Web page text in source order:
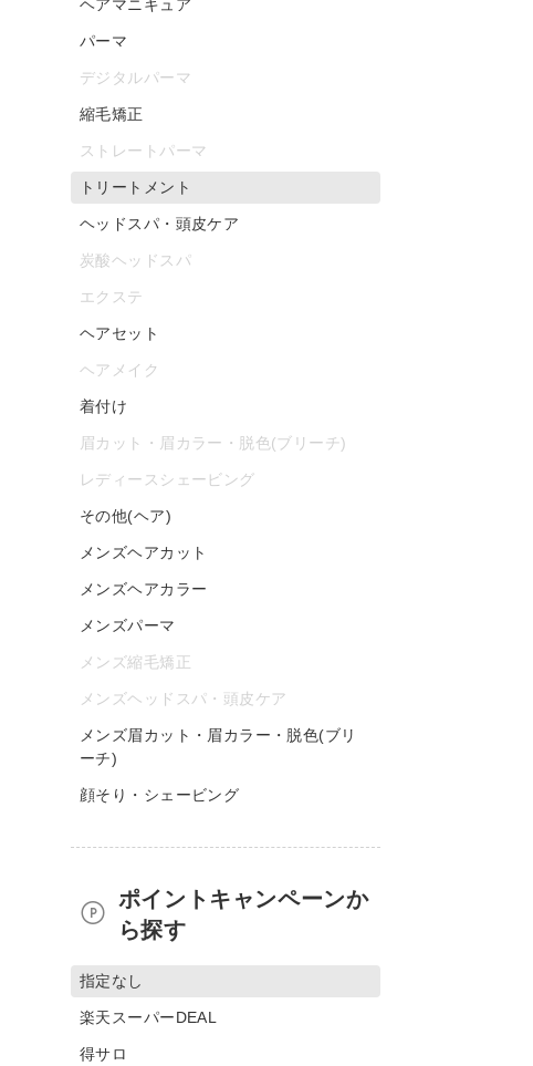
ヘアマニキュア
パーマ
デジタルパーマ
縮毛矯正
ストレートパーマ
トリートメント
ヘッドスパ・頭皮ケア
炭酸ヘッドスパ
エクステ
ヘアセット
ヘアメイク
着付け
眉カット・眉カラー・脱色(ブリーチ)
レディースシェービング
その他(ヘア)
メンズヘアカット
メンズヘアカラー
メンズパーマ
メンズ縮毛矯正
メンズヘッドスパ・頭皮ケア
メンズ眉カット・眉カラー・脱色(ブリ
ーチ)
顔そり・シェービング
ポイントキャンペーンか
ら探す
指定なし
楽天スーパーDEAL
得サロ